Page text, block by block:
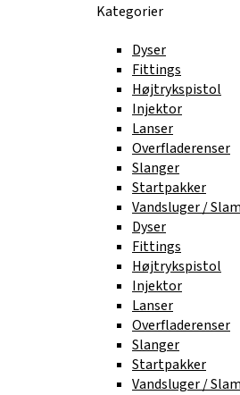
Kategorier
Dyser
Fittings
Højtrykspistol
Injektor
Lanser
Overfladerenser
Slanger
Startpakker
Vandsluger /
Dyser
Fittings
Højtrykspistol
Injektor
Lanser
Overfladerenser
Slanger
Startpakker
Vandsluger /